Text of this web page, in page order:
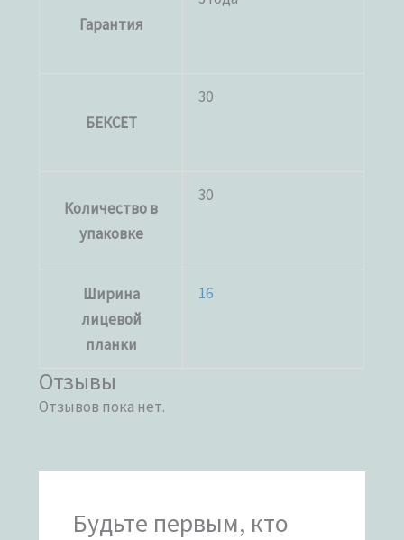
Гарантия
БЕКСЕТ
30
Количество в
упаковке
30
Ширина
лицевой
планки
16
Отзывы
Отзывов пока нет.
Будьте первым, кто